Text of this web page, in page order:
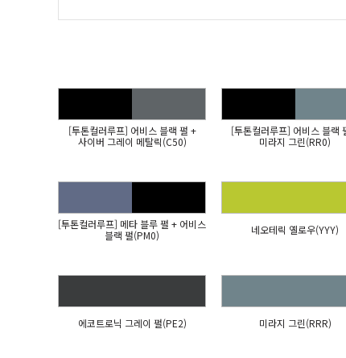
[투톤컬러루프] 어비스 블랙 펄 +
사이버 그레이 메탈릭(C50)
[투톤컬러루프] 어비스 블랙
미라지 그린(RR0)
[투톤컬러루프] 메타 블루 펄 + 어비스
블랙 펄(PM0)
네오테릭 옐로우(YYY)
에코트로닉 그레이 펄(PE2) 미라지 그린(RRR)